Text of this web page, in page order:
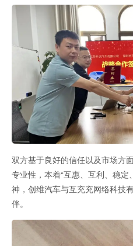
双方基于良好的信任以及市场方
专业性，本着“互惠、互利、稳
神，创维汽车与互充充网络科技
伴。